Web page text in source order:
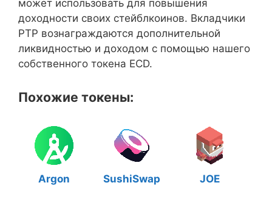
может использовать для повышения
доходности своих стейблкоинов. Вкладчики
PTP вознаграждаются дополнительной
ликвидностью и доходом с помощью нашего
собственного токена ECD.
Похожие токены:
Argon SushiSwap JOE